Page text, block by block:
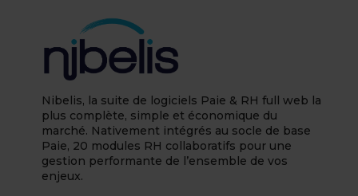
Nibelis, la suite de logiciels Paie & RH full web la
plus complète, simple et économique du
marché. Nativement intégrés au socle de base
Paie, 20 modules RH collaboratifs pour une
gestion performante de l’ensemble de vos
enjeux.